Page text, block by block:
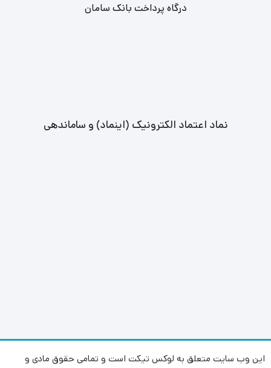
درگاه پرداخت بانک سامان
نماد اعتماد الکترونیک (اینماد) و ساماندهی
این وب سایت متعلق به لوکس تیکت است و تمامی حقوق مادی و